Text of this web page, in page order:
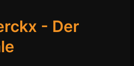
- Der